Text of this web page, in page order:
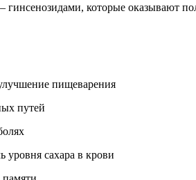
которые оказывают
пищеварения
путей
уровня сахара в крови